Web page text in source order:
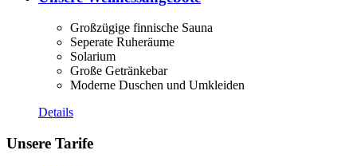
Großzügige finnische Sauna
Seperate Ruheräume
Solarium
Große Getränkebar
Moderne Duschen und Umkleiden
Details
Unsere Tarife